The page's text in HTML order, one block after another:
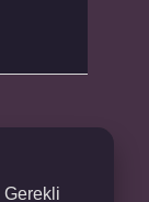
Gerekli